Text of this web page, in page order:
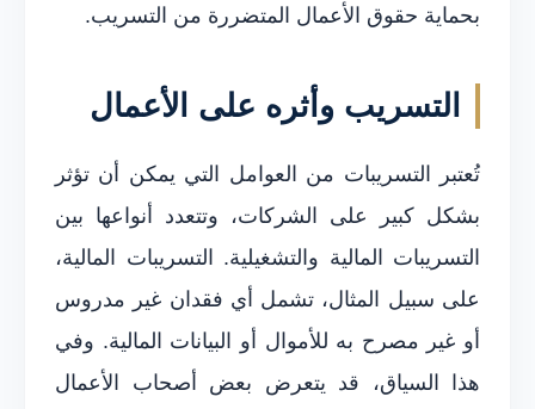
بحماية حقوق الأعمال المتضررة من التسريب.
التسريب وأثره على الأعمال
تُعتبر التسريبات من العوامل التي يمكن أن تؤثر
بشكل كبير على الشركات، وتتعدد أنواعها بين
التسريبات المالية والتشغيلية. التسريبات المالية،
على سبيل المثال، تشمل أي فقدان غير مدروس
أو غير مصرح به للأموال أو البيانات المالية. وفي
هذا السياق، قد يتعرض بعض أصحاب الأعمال